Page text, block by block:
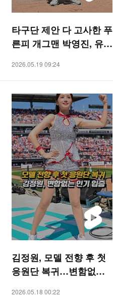
타구단 제안 다 고사한 푸
른피 개그맨 박영진, 유쾌
폼]
2026.05.19 09:24
김정원, 모델 전향 후 첫
응원단 복귀…변함없는
숏폼]
2026.05.18 00:22